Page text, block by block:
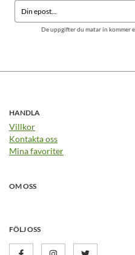
De uppgifter du matar in kommer
HANDLA
Villkor
Kontakta oss
Mina favoriter
OM OSS
FÖLJ OSS